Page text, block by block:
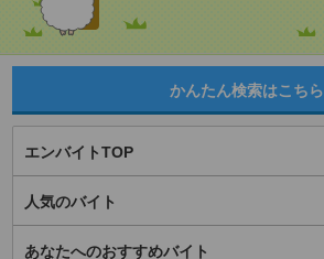
かんたん検索はこちら
エンバイトTOP
人気のバイト
あなたへのおすすめバイト